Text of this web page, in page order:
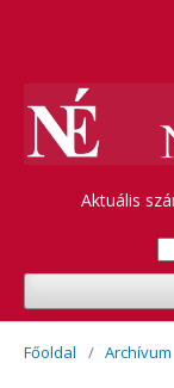
Aktuális
Főoldal / Archívum